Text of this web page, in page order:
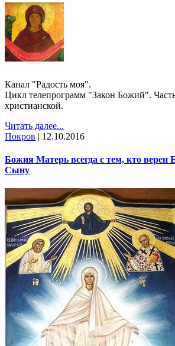
Канал "Радость моя".
Цикл телепрограмм "Закон Божий".
христианской.
Читать далее...
Покров | 12.10.2016
Божия Матерь всегда с тем, кто верен
Сыну